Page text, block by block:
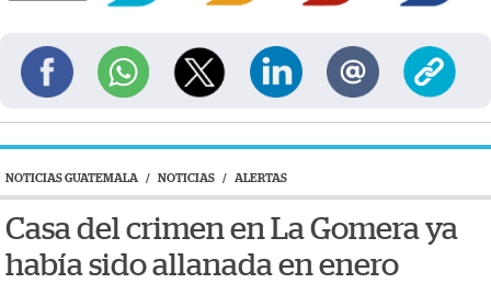
NOTICIAS GUATEMALA / NOTICIAS / ALERTAS
Casa del crimen en La Gomera ya
había sido allanada en enero